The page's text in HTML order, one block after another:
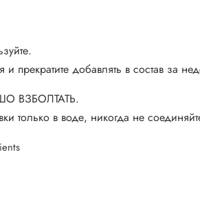
и прекратите добавлять в состав за
ВЗБОЛТАТЬ.
только в воде, никогда не